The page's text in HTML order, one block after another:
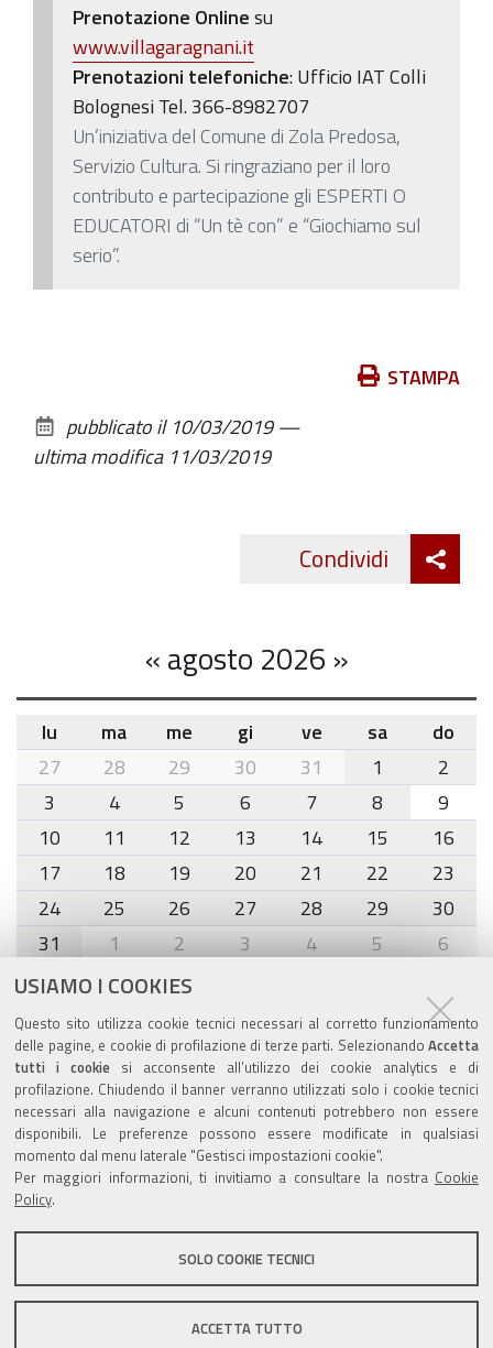
USIAMO I COOKIES
Questo sito utilizza cookie tecnici necessari al corretto funzionamento
delle pagine, e cookie di profilazione di terze parti. Selezionando Accetta
tutti i cookiesi acconsente all’utilizzo dei cookie analytics e di
profilazione. Chiudendo il banner verranno utilizzati solo i cookie tecnici
necessari alla navigazione e alcuni contenuti potrebbero non essere
disponibili. Le preferenze possono essere modificate in qualsiasi
momento dal menu laterale "Gestisci impostazioni cookie".
Per maggiori informazioni, ti invitiamo a consultare la nostra Cookie
Policy.
SOLO COOKIE TECNICI
ACCETTA TUTTO
Prenotazione Onlinesu
www.villagaragnani.it
Prenotazioni telefoniche: Ufficio IAT Colli
Bolognesi Tel. 366-8982707
Un’iniziativa del Comune di Zola Predosa,
Servizio Cultura. Si ringraziano per il loro
contributo e partecipazione gli ESPERTI O
EDUCATORI di “Un tè con” e “Giochiamo sul
serio”.
documento
STAMPA
pubblicato il 10/03/2019—
ultima modifica 11/03/2019
Condividi
«agosto 2026 »
month-
8
lu ma me gi ve sa
do
27
28 29 30 31 1
2
3
4 5 6 7 8
9
10
11 12 13 14 15
16
17
18 19 20 21 22
23
24
25 26 27 28 29
30
31
1 2 3 4 5 6
Agenda eventi
torna alla sezione
Valuta questo sito
Sito istituzionale Comune di Zola Predosa